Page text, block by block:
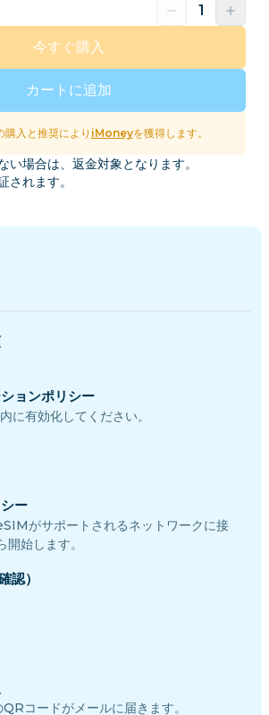
カートに追加
今すぐ購入
購入と推奨により iMoneyを獲得します。
い場合は、返金対象となります。
されます。
ョンポリシー
に有効化してください。
ー
がサポートされるネットワークに接
始します。
認）
コードがメールに届きます。